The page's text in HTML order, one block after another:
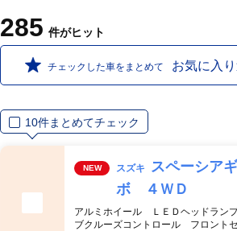
285 件がヒット
チェックした車をまとめて お気に入
10件まとめてチェック
NEW スズキ
スペーシア
ボ ４ＷＤ
アルミホイール ＬＥＤヘッドラ
ブクルーズコントロール フロント